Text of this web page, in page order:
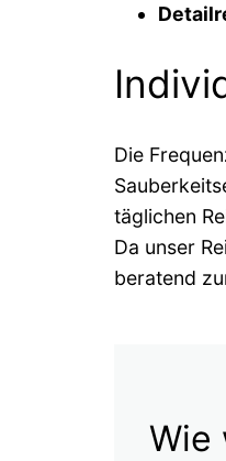
Die
täglichen
Da unser
beratend
Wie